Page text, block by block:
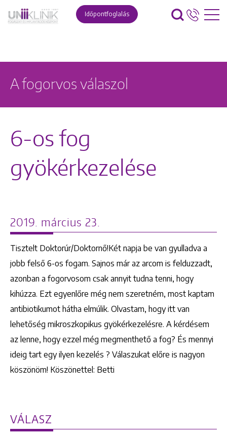
Időpontfoglalás
A fogorvos válaszol
6-os fog
gyökérkezelése
2019. március 23.
Tisztelt Doktorúr/Doktornő!Két napja be van gyulladva a
jobb felső 6-os fogam. Sajnos már az arcom is felduzzadt,
azonban a fogorvosom csak annyit tudna tenni, hogy
kihúzza. Ezt egyenlőre még nem szeretném, most kaptam
antibiotikumot hátha elmúlik. Olvastam, hogy itt van
lehetőség mikroszkopikus gyökérkezelésre. A kérdésem
az lenne, hogy ezzel még megmenthető a fog? És mennyi
ideig tart egy ilyen kezelés ? Válaszukat előre is nagyon
köszönöm! Köszönettel: Betti
VÁLASZ